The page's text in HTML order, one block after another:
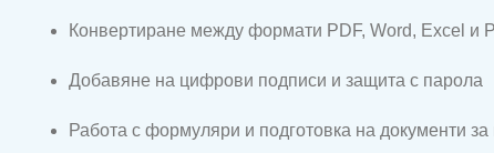
Конвертиране между формати PDF, Word, Excel и
Добавяне на цифрови подписи и защита с парола
Работа с формуляри и подготовка на документи за